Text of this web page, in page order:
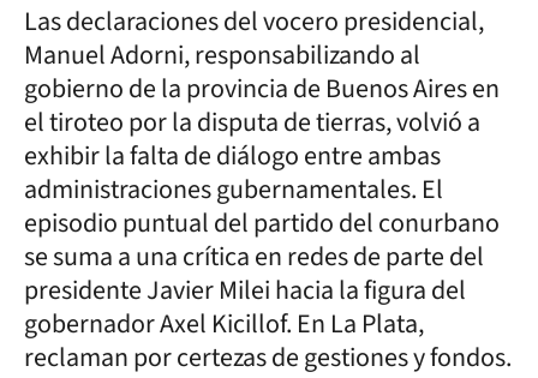
Las declaraciones del vocero presidencial,
Manuel Adorni, responsabilizando al
gobierno de la provincia de Buenos Aires en
el tiroteo por la disputa de tierras, volvió a
exhibir la falta de diálogo entre ambas
administraciones gubernamentales. El
episodio puntual del partido del conurbano
se suma a una crítica en redes de parte del
presidente Javier Milei hacia la figura del
gobernador Axel Kicillof. En La Plata,
reclaman por certezas de gestiones y fondos.